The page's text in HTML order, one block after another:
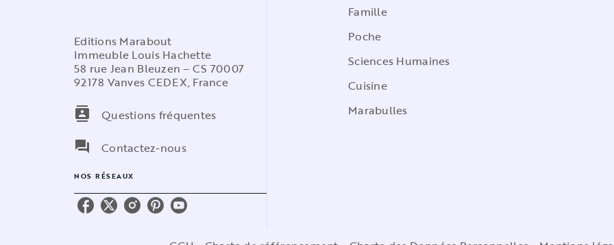
Editions Marabout
Immeuble Louis Hachette
58 rue Jean Bleuzen – CS 70007
92178 Vanves CEDEX, France
contacts
Questions fréquentes
question_answer
Contactez-nous
NOS RÉSEAUX
Famille
Poche
Sciences Humaines
Cuisine
Marabulles